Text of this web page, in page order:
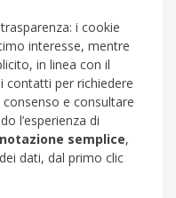
i cookie
interesse, mentre
in linea con il
contatti per richiedere
e consultare
l’esperienza di
semplice,
dati, dal primo clic